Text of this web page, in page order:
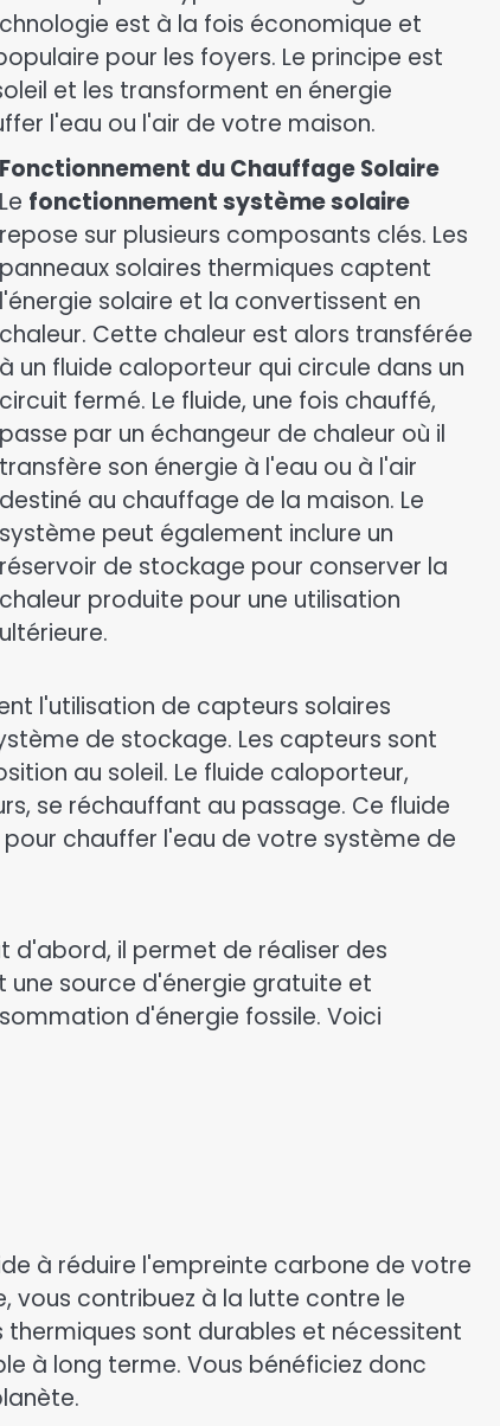
est à la fois économique et
pour les foyers. Le principe est
et les transforment en énergie
l'eau ou l'air de votre maison.
Fonctionnement du Chauffage Solaire
Le fonctionnement système solaire
repose sur plusieurs composants clés. Les
panneaux solaires thermiques captent
l'énergie solaire et la convertissent en
chaleur. Cette chaleur est alors transférée
à un fluide caloporteur qui circule dans un
circuit fermé. Le fluide, une fois chauffé,
passe par un échangeur de chaleur où il
transfère son énergie à l'eau ou à l'air
destiné au chauffage de la maison. Le
système peut également inclure un
réservoir de stockage pour conserver la
chaleur produite pour une utilisation
ultérieure.
l'utilisation de capteurs solaires
de stockage. Les capteurs sont
au soleil. Le fluide caloporteur,
se réchauffant au passage. Ce fluide
chauffer l'eau de votre système de
d'abord, il permet de réaliser des
une source d'énergie gratuite et
d'énergie fossile. Voici
à réduire l'empreinte carbone de votre
vous contribuez à la lutte contre le
sont durables et nécessitent
à long terme. Vous bénéficiez donc